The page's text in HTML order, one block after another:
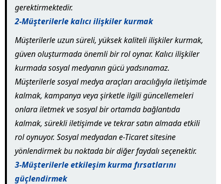
gerektirmektedir.
2-Müşterilerle kalıcı ilişkiler kurmak
Müşterilerle uzun süreli, yüksek kaliteli ilişkiler kurmak,
güven oluşturmada önemli bir rol oynar. Kalıcı ilişkiler
kurmada sosyal medyanın gücü yadsınamaz.
Müşterilerle sosyal medya araçları aracılığıyla iletişimde
kalmak, kampanya veya şirketle ilgili güncellemeleri
onlara iletmek ve sosyal bir ortamda bağlantıda
kalmak, sürekli iletişimde ve tekrar satın almada etkili
rol oynuyor. Sosyal medyadan e-Ticaret sitesine
yönlendirmek bu noktada bir diğer faydalı seçenektir.
3-Müşterilerle etkileşim kurma fırsatlarını
güçlendirmek